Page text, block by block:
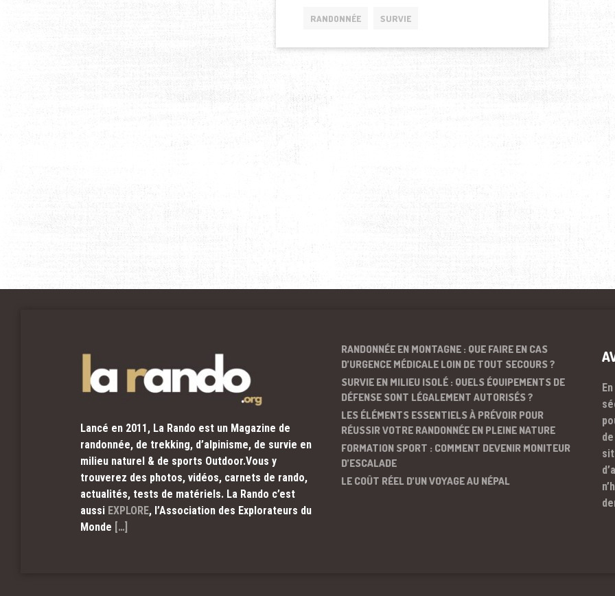
RANDONNÉE SURVIE
Lancé en 2011, La Rando est un Magazine de
randonnée, de trekking, d’alpinisme, de survie en
milieu naturel & de sports Outdoor.Vous y
trouverez des photos, vidéos, carnets de rando,
actualités, tests de matériels. La Rando c’est
aussi EXPLORE, l’Association des Explorateurs du
Monde […]
RANDONNÉE EN MONTAGNE : QUE FAIRE EN CAS
D’URGENCE MÉDICALE LOIN DE TOUT SECOURS ?
SURVIE EN MILIEU ISOLÉ : QUELS ÉQUIPEMENTS DE
DÉFENSE SONT LÉGALEMENT AUTORISÉS ?
LES ÉLÉMENTS ESSENTIELS À PRÉVOIR POUR
RÉUSSIR VOTRE RANDONNÉE EN PLEINE NATURE
FORMATION SPORT : COMMENT DEVENIR MONITEUR
D’ESCALADE
LE COÛT RÉEL D’UN VOYAGE AU NÉPAL